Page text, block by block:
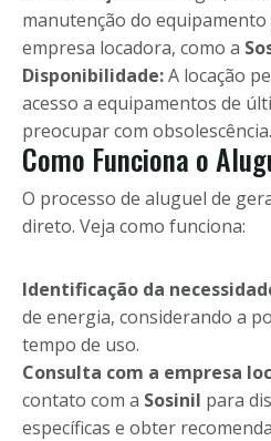
manutenção do
empresa locadora, como a
Disponibilidade:A locação
acesso a equipamentos de
preocupar com obsolescência.
Como Funciona o
O processo de aluguel de
direto. Veja como funciona:
Identificação da
de energia, considerando a
tempo de uso.
Consulta com a empresa
contato com a Sosinil para
específicas e obter